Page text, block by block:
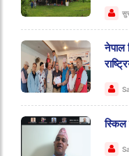
नेपाल
स्किल